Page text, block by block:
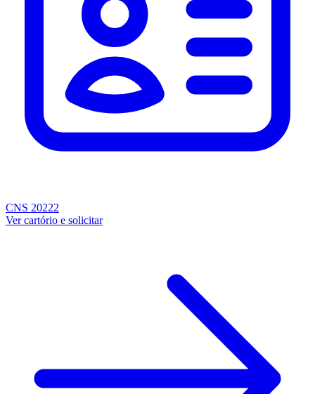
CNS 20222
Ver cartório e solicitar